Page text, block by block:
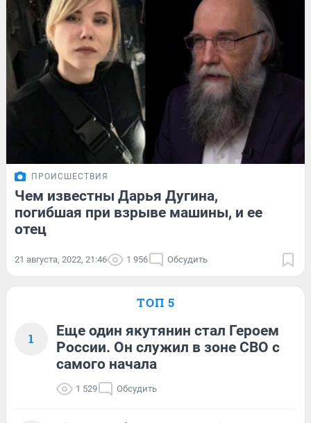
ПРОИСШЕСТВИЯ
Чем известны Дарья Дугина,
погибшая при взрыве машины, и ее
отец
21 августа, 2022, 21:46 1 956 Обсудить
ТОП 5
1
Еще один якутянин стал Героем
России. Он служил в зоне СВО с
самого начала
1 529 Обсудить